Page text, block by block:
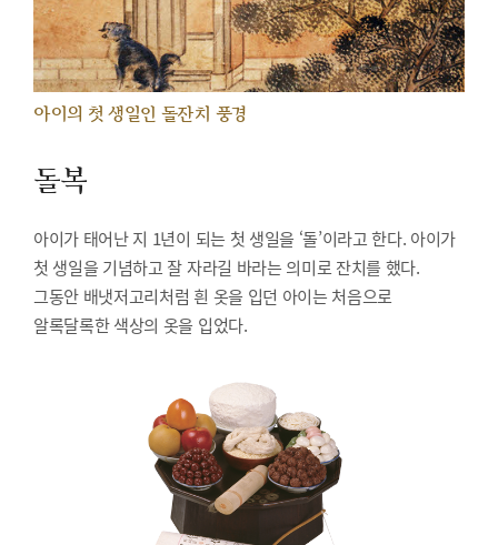
아이의 첫 생일인 돌잔치 풍경
돌복
아이가 태어난 지 1년이 되는 첫 생일을 ‘돌’이라고 한다. 아이가
첫 생일을 기념하고 잘 자라길 바라는 의미로 잔치를 했다.
그동안 배냇저고리처럼 흰 옷을 입던 아이는 처음으로
알록달록한 색상의 옷을 입었다.